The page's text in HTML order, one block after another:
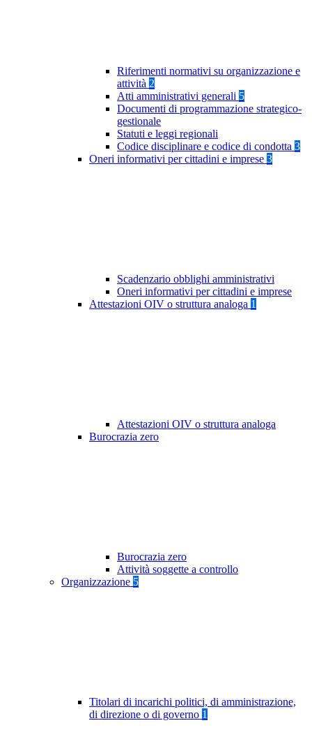
Riferimenti normativi su organizzazione e
attività 2
Atti amministrativi generali 5
Documenti di programmazione strategico-
gestionale
Statuti e leggi regionali
Codice disciplinare e codice di condotta 3
Oneri informativi per cittadini e imprese 3
Scadenzario obblighi amministrativi
Oneri informativi per cittadini e imprese
Attestazioni OIV o struttura analoga 1
Attestazioni OIV o struttura analoga
Burocrazia zero
Burocrazia zero
Attività soggette a controllo
Organizzazione 5
Titolari di incarichi politici, di amministrazione,
di direzione o di governo 1